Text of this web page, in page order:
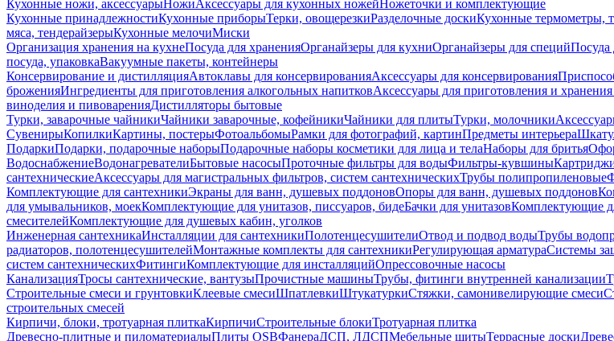
Кухонные ножи, аксессуарыНожиАксессуары для кухонных ножейНожеточки и комплектующие
Кухонные принадлежностиКухонные приборыТерки, овощерезкиРазделочные доскиКухонные термометры,
мяса, тендерайзерыКухонные мелочиМиски
Организация хранения на кухнеПосуда для храненияОрганайзеры для кухниОрганайзеры для специйПосуда
посуда, упаковкаВакуумные пакеты, контейнеры
Консервирование и дистилляцияАвтоклавы для консервированияАксессуары для консервирования
броженияИнгредиенты для приготовления алкогольных напитковАксессуары для приготовления и
виноделия и пивоваренияДистилляторы бытовые
Турки, заварочные чайникиЧайники заварочные, кофейникиЧайники для плитыТурки, молочники
СувенирыКопилкиКартины, постерыФотоальбомыРамки для фотографий, картинПредметы интерьера
ПодаркиПодарки, подарочные наборыПодарочные наборы косметики для лица и телаНаборы для бритья
ВодоснабжениеВодонагревателиБытовые насосыПроточные фильтры для водыФильтры-кувшины
сантехническиеАксессуары для магистральных фильтров, систем сантехническихТрубы полипропиленовые
Комплектующие для сантехникиЭкраны для ванн, душевых поддоновОпоры для ванн, душевых поддонов
для умывальников, моекКомплектующие для унитазов, писсуаров, бидеБачки для унитазовКомплектующие
смесителейКомплектующие для душевых кабин, уголков
Инженерная сантехникаИнсталляции для сантехникиПолотенцесушителиОтвод и подвод водыТрубы
радиаторов, полотенцесушителейМонтажные комплекты для сантехникиРегулирующая арматураСистемы
систем сантехническихФитингиКомплектующие для инсталляцийОпрессовочные насосы
КанализацияТросы сантехнические, вантузыПрочистные машиныТрубы, фитинги внутренней канализации
Строительные смеси и грунтовкиКлеевые смесиШпатлевкиШтукатуркиСтяжки, самонивелирующие смеси
строительных смесей
Кирпичи, блоки, тротуарная плиткаКирпичиСтроительные блокиТротуарная плитка
Древесно-плитные и пиломатериалыПлиты OSBФанераДСП, ЛДСПМебельные щитыТеррасные доски